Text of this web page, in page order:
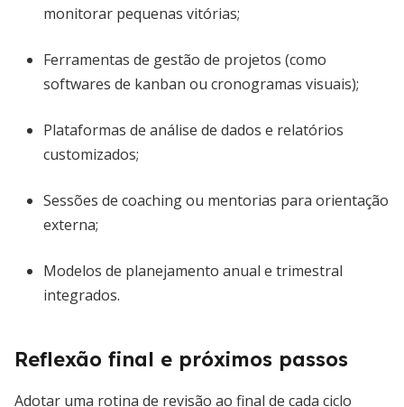
monitorar pequenas vitórias;
Ferramentas de gestão de projetos (como
softwares de kanban ou cronogramas visuais);
Plataformas de análise de dados e relatórios
customizados;
Sessões de coaching ou mentorias para orientação
externa;
Modelos de planejamento anual e trimestral
integrados.
Reflexão final e próximos passos
Adotar uma rotina de revisão ao final de cada ciclo